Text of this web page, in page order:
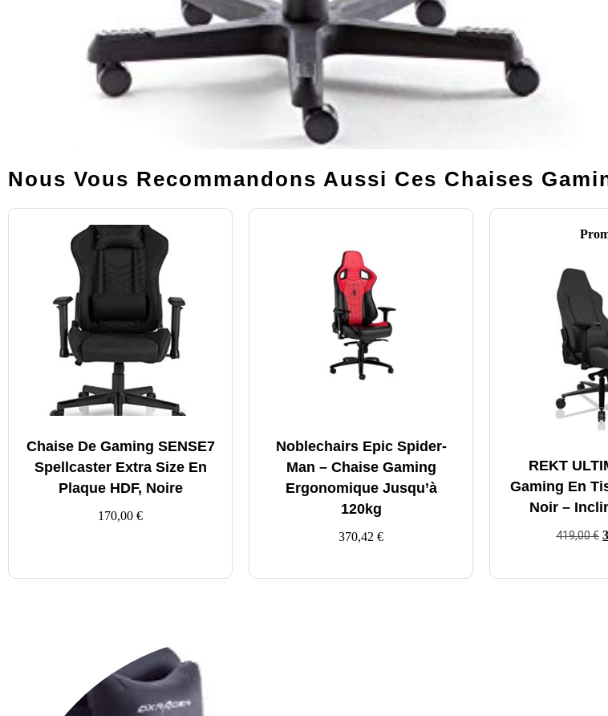
Nous Vous Recommandons Aussi Ces Chaises
Chaise De Gaming SENSE7
Spellcaster Extra Size En
Plaque HDF, Noire
170,00 €
Noblechairs Epic Spider-
Man – Chaise Gaming
Ergonomique Jusqu’à
120kg
370,42 €
REKT
Gaming En
Noir –
419,00€